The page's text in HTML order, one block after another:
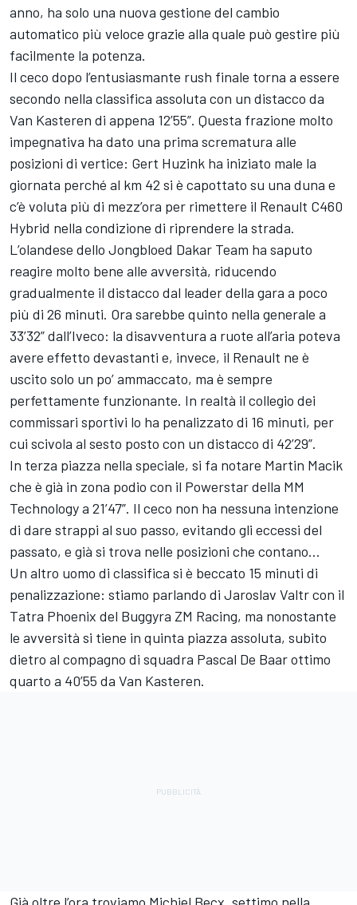
anno, ha solo una nuova gestione del cambio
automatico più veloce grazie alla quale può gestire più
facilmente la potenza.
Il ceco dopo l’entusiasmante rush finale torna a essere
secondo nella classifica assoluta con un distacco da
Van Kasteren di appena 12’55”. Questa frazione molto
impegnativa ha dato una prima scrematura alle
posizioni di vertice: Gert Huzink ha iniziato male la
giornata perché al km 42 si è capottato su una duna e
c’è voluta più di mezz’ora per rimettere il Renault C460
Hybrid nella condizione di riprendere la strada.
L’olandese dello Jongbloed Dakar Team ha saputo
reagire molto bene alle avversità, riducendo
gradualmente il distacco dal leader della gara a poco
più di 26 minuti. Ora sarebbe quinto nella generale a
33’32” dall’Iveco: la disavventura a ruote all’aria poteva
avere effetto devastanti e, invece, il Renault ne è
uscito solo un po’ ammaccato, ma è sempre
perfettamente funzionante. In realtà il collegio dei
commissari sportivi lo ha penalizzato di 16 minuti, per
cui scivola al sesto posto con un distacco di 42’29”.
In terza piazza nella speciale, si fa notare Martin Macik
che è già in zona podio con il Powerstar della MM
Technology a 21’47”. Il ceco non ha nessuna intenzione
di dare strappi al suo passo, evitando gli eccessi del
passato, e già si trova nelle posizioni che contano…
Un altro uomo di classifica si è beccato 15 minuti di
penalizzazione: stiamo parlando di Jaroslav Valtr con il
Tatra Phoenix del Buggyra ZM Racing, ma nonostante
le avversità si tiene in quinta piazza assoluta, subito
dietro al compagno di squadra Pascal De Baar ottimo
quarto a 40’55 da Van Kasteren.